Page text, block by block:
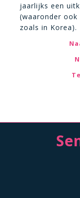
jaarlijks een
(waaronder
zoals in Korea).